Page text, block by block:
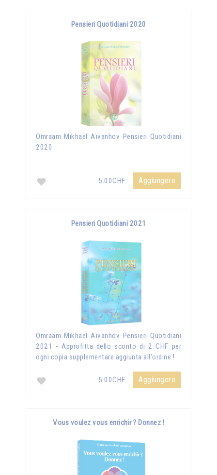
Pensieri Quotidiani 2020
Omraam Mikhaël Aïvanhov Pensieri Quotidiani
2020
5.00CHF Aggiungere
Pensieri Quotidiani 2021
Omraam Mikhaël Aïvanhov Pensieri Quotidiani
2021 - Approfitta dello sconto di 2 CHF per
ogni copia supplementare aggiunta all'ordine !
5.00CHF Aggiungere
Vous voulez vous enrichir ? Donnez !